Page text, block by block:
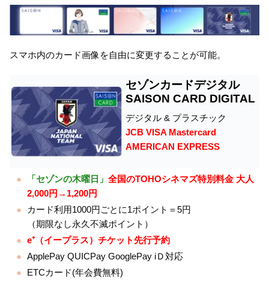
スマホ内のカード画像を自由に変更することが可能。
セゾンカードデジタル
SAISON CARD DIGITAL
デジタル & プラスチック
JCB VISA Mastercard
AMERICAN EXPRESS
「セゾンの木曜日」 全国のTOHOシネマズ特別料金 大人
2,000円→1,200円
カード利用1000円ごとに1ポイント＝5円
（期限なし永久不滅ポイント）
e⁺（イープラス）チケット先行予約
ApplePay QUICPay GooglePay iＤ対応
ETCカード(年会費無料)